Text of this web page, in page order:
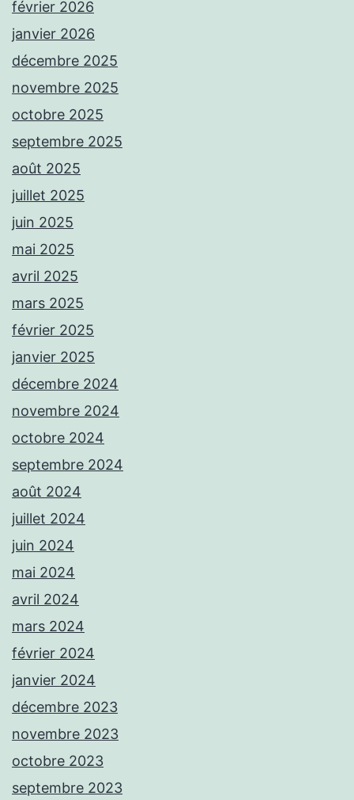
février 2026
janvier 2026
décembre 2025
novembre 2025
octobre 2025
septembre 2025
août 2025
juillet 2025
juin 2025
mai 2025
avril 2025
mars 2025
février 2025
janvier 2025
décembre 2024
novembre 2024
octobre 2024
septembre 2024
août 2024
juillet 2024
juin 2024
mai 2024
avril 2024
mars 2024
février 2024
janvier 2024
décembre 2023
novembre 2023
octobre 2023
septembre 2023